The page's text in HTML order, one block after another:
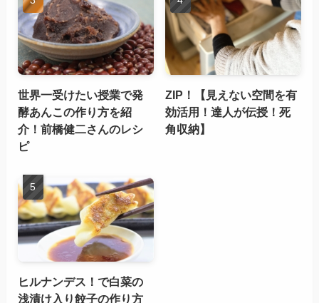
世界一受けたい授業で発
酵あんこの作り方を紹
介！前橋健二さんのレシ
ピ
ZIP！【見えない空間を有
効活用！達人が伝授！死
角収納】
ヒルナンデス！で白菜の
浅漬け入り餃子の作り方